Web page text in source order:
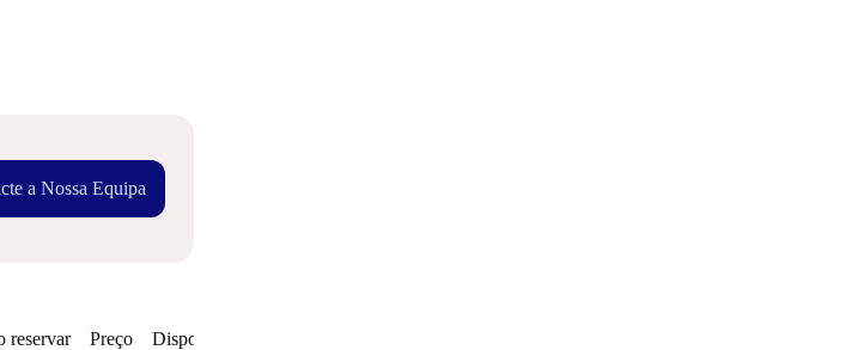
a Nossa Equipa
reservar Preço Disponibilidades